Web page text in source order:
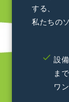
する、
私たちの
設
まで
ワ